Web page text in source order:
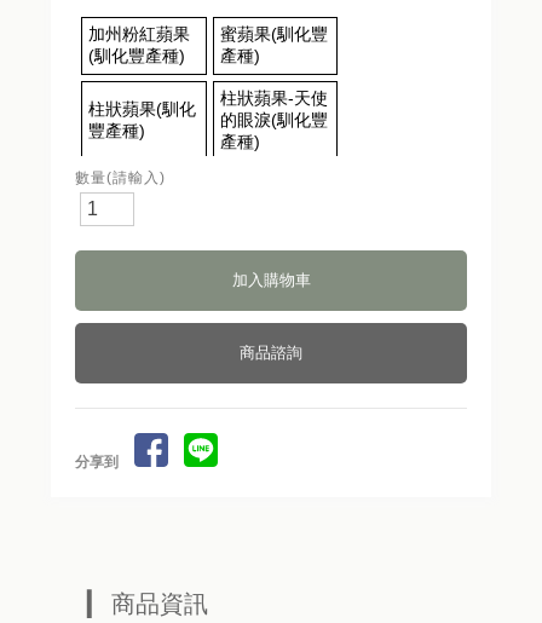
加州粉紅蘋果
(馴化豐產種)
蜜蘋果(馴化豐
產種)
柱狀蘋果(馴化
豐產種)
柱狀蘋果-天使
的眼淚(馴化豐
產種)
紅色之愛蘋果
(馴化豐產種)
大果黑卡2號
蘋果(馴化豐產
種)
豐產種)
黃蘋果(馴化豐
黃蘋果（一般
數量(請輸入)
商品諮詢
分享到
商品資訊